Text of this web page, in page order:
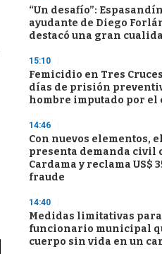
“Un desafío”:
ayudante de Diego
destacó una gran
15:10
Femicidio en Tres
días de prisión
hombre imputado por el
14:46
Con nuevos elementos,
presenta demanda civil
Cardama y reclama US$
fraude
14:40
Medidas limitativas
funcionario municipal
cuerpo sin vida en un